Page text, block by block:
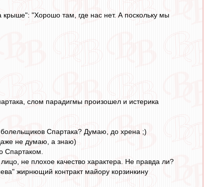
крыше": "Хорошо там, где нас нет. А поскольку мы
слом парадигмы произошел и истерика
болельщиков Спартака? Думаю, до хрена ;)
не думаю, а знаю)
Спартаком.
не плохое качество характера. Не правда ли?
жирнющий контракт майору корзинкину